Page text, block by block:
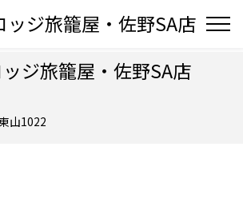
ッジ旅籠屋・佐野SA店
ジ旅籠屋・佐野SA店
山1022